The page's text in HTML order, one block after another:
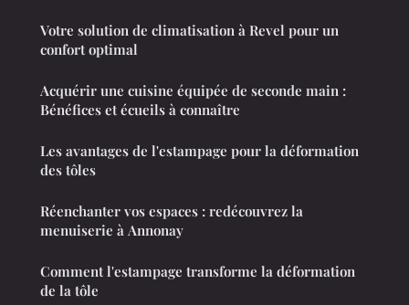
Votre solution de climatisation à Revel pour un
confort optimal
Acquérir une cuisine équipée de seconde main :
Bénéfices et écueils à connaître
Les avantages de l'estampage pour la déformation
des tôles
Réenchanter vos espaces : redécouvrez la
menuiserie à Annonay
Comment l'estampage transforme la déformation
de la tôle